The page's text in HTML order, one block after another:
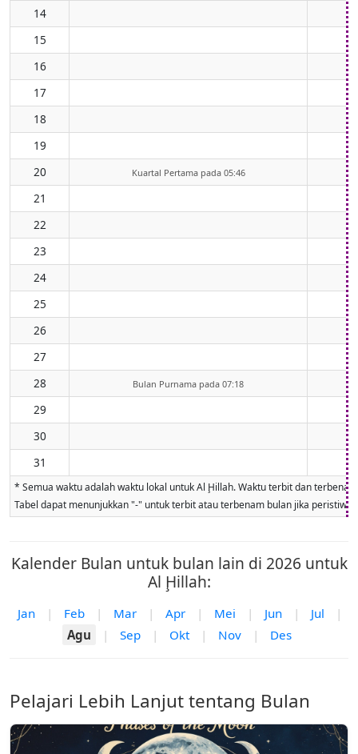
14
15
16
17
18
19
20
Kuartal Pertama pada 05:46
21
22
23
24
25
26
27
28
Bulan Purnama pada 07:18
29
30
31
* Semua waktu adalah waktu lokal untuk Al Ḩillah. Waktu terbit dan
Tabel dapat menunjukkan "-" untuk terbit atau terbenam bulan jika
Kalender Bulan untuk bulan lain di 2026 untuk
Al Ḩillah:
Jan | Feb | Mar | Apr | Mei | Jun | Jul
|
Agu
| Sep | Okt | Nov | Des
Pelajari Lebih Lanjut tentang Bulan